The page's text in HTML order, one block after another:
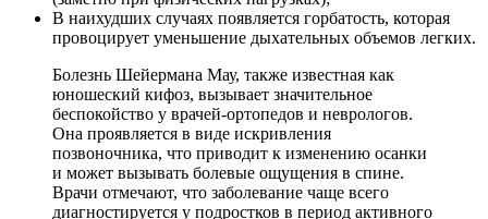
В наихудших случаях появляется горбатость, которая
провоцирует уменьшение дыхательных объемов легких.
Болезнь Шейермана Мау, также известная как
юношеский кифоз, вызывает значительное
беспокойство у врачей-ортопедов и неврологов.
Она проявляется в виде искривления
позвоночника, что приводит к изменению осанки
и может вызывать болевые ощущения в спине.
Врачи отмечают, что заболевание чаще всего
диагностируется у подростков в период активного